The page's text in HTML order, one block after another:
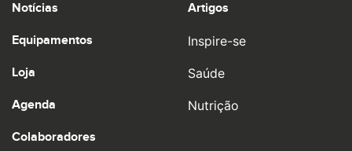
Notícias
Equipamentos
Loja
Agenda
Colaboradores
Artigos
Inspire-se
Saúde
Nutrição